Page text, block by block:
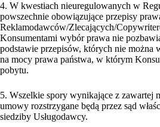
4. W kwestiach nieuregulowanych w
powszechnie obowiązujące przepisy
Reklamodawców/Zlecających/
Konsumentami wybór prawa nie
podstawie przepisów, których nie można
na mocy prawa państwa, w którym
pobytu.
5. Wszelkie spory wynikające z zawartej
umowy rozstrzygane będą przez sąd
siedziby Usługodawcy.